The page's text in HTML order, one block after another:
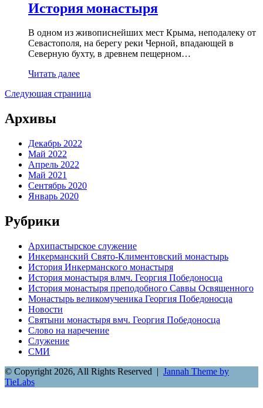
История монастыря
В одном из живописнейших мест Крыма, неподалеку от
Севастополя, на берегу реки Черной, впадающей в
Северную бухту, в древнем пещерном…
Читать далее
Следующая страница
Архивы
Декабрь 2022
Май 2022
Апрель 2022
Май 2021
Сентябрь 2020
Январь 2020
Рубрики
Архипастырское служение
Инкерманский Свято-Климентовский монастырь
История Инкерманского монастыря
История монастыря влмч. Георгия Победоносца
История монастыря преподобного Саввы Освященного
Монастырь великомученика Георгия Победоносца
Новости
Святыни монастыря вмч. Георгия Победоносца
Слово на наречение
Служение
СМИ
© Copyright 2026, All Rights Reserved | Jannah Theme by
TieLabs